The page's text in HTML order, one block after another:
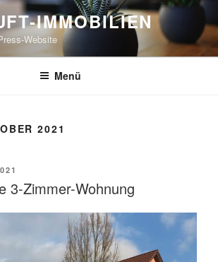
IMMOBILIEN
Website
Menü
2021
3-Zimmer-Wohnung